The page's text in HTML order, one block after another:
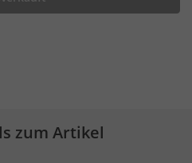
zum Artikel